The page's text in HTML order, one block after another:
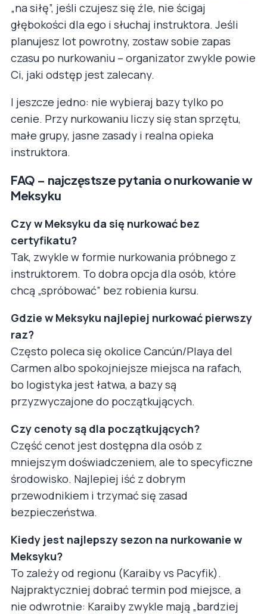
„na siłę”, jeśli czujesz się źle, nie ścigaj
głębokości dla ego i słuchaj instruktora. Jeśli
planujesz lot powrotny, zostaw sobie zapas
czasu po nurkowaniu – organizator zwykle powie
Ci, jaki odstęp jest zalecany.
I jeszcze jedno: nie wybieraj bazy tylko po
cenie. Przy nurkowaniu liczy się stan sprzętu,
małe grupy, jasne zasady i realna opieka
instruktora.
FAQ – najczęstsze pytania o nurkowanie w
Meksyku
Czy w Meksyku da się nurkować bez
certyfikatu?
Tak, zwykle w formie nurkowania próbnego z
instruktorem. To dobra opcja dla osób, które
chcą „spróbować” bez robienia kursu.
Gdzie w Meksyku najlepiej nurkować pierwszy
raz?
Często poleca się okolice Cancún/Playa del
Carmen albo spokojniejsze miejsca na rafach,
bo logistyka jest łatwa, a bazy są
przyzwyczajone do początkujących.
Czy cenoty są dla początkujących?
Część cenot jest dostępna dla osób z
mniejszym doświadczeniem, ale to specyficzne
środowisko. Najlepiej iść z dobrym
przewodnikiem i trzymać się zasad
bezpieczeństwa.
Kiedy jest najlepszy sezon na nurkowanie w
Meksyku?
To zależy od regionu (Karaiby vs Pacyfik).
Najpraktyczniej dobrać termin pod miejsce, a
nie odwrotnie: Karaiby zwykle mają „bardziej